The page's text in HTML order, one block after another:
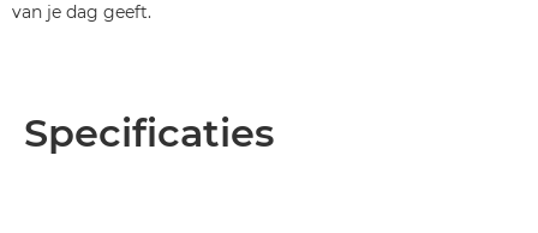
van je dag geeft.
Specificaties